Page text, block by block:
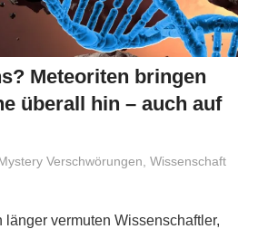
Meteoriten bringen
überall hin – auch auf
Vogt Verschwörungen ,Wissenschaft
vermuten Wissenschaftler,